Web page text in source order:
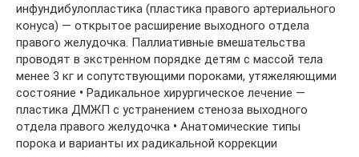
инфундибулопластика (пластика правого артериального
конуса) — открытое расширение выходного отдела
правого желудочка. Паллиативные вмешательства
проводят в экстренном порядке детям с массой тела
менее 3 кг и сопутствующими пороками, утяжеляющими
состояние • Радикальное хирургическое лечение —
пластика ДМЖП с устранением стеноза выходного
отдела правого желудочка • Анатомические типы
порока и варианты их радикальной коррекции